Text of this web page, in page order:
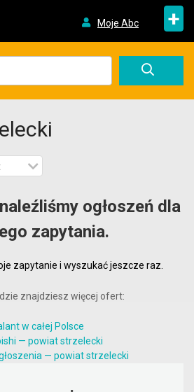
Moje Abc +
ogłoszeń dla
zapytania.
zapytanie i wyszukać jeszcze raz.
znajdziesz więcej ofert:
w całej Polsce
— powiat strzelecki
— powiat strzelecki